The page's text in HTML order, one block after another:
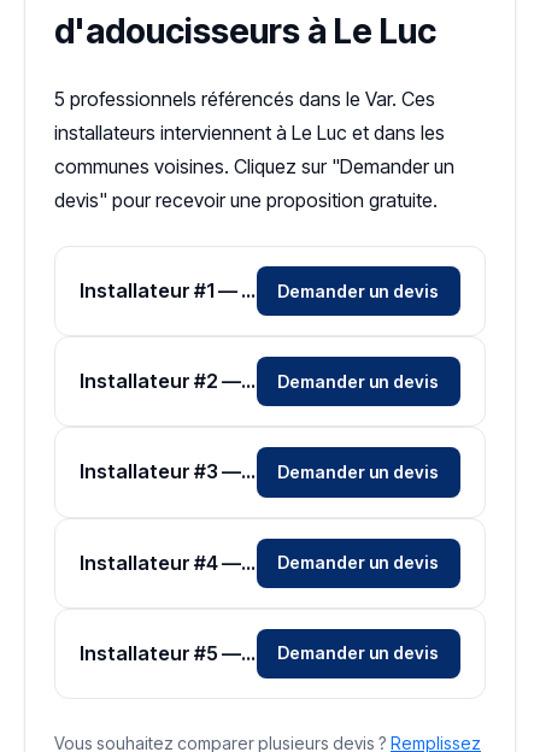
d'adoucisseurs à Le Luc
5 professionnels référencés dans le Var. Ces
installateurs interviennent à Le Luc et dans les
communes voisines. Cliquez sur "Demander un
devis" pour recevoir une proposition gratuite.
Installateur #1 — Zone Var Demander un devis
Installateur #2 — Zone Var Demander un devis
Installateur #3 — Zone Var Demander un devis
Installateur #4 — Zone Var Demander un devis
Installateur #5 — Zone Var Demander un devis
Vous souhaitez comparer plusieurs devis ? Remplissez